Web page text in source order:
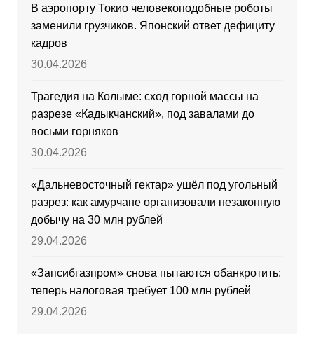
В аэропорту Токио человекоподобные роботы
заменили грузчиков. Японский ответ дефициту
кадров
30.04.2026
Трагедия на Колыме: сход горной массы на
разрезе «Кадыкчанский», под завалами до
восьми горняков
30.04.2026
«Дальневосточный гектар» ушёл под угольный
разрез: как амурчане организовали незаконную
добычу на 30 млн рублей
29.04.2026
«Запсибгазпром» снова пытаются обанкротить:
теперь налоговая требует 100 млн рублей
29.04.2026